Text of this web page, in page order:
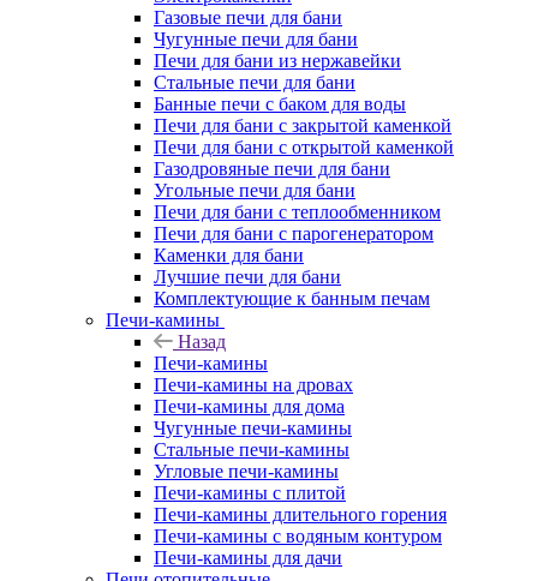
Газовые печи для бани
Чугунные печи для бани
Печи для бани из нержавейки
Стальные печи для бани
Банные печи с баком для воды
Печи для бани с закрытой каменкой
Печи для бани с открытой каменкой
Газодровяные печи для бани
Угольные печи для бани
Печи для бани с теплообменником
Печи для бани с парогенератором
Каменки для бани
Лучшие печи для бани
Комплектующие к банным печам
Печи-камины
Назад
Печи-камины
Печи-камины на дровах
Печи-камины для дома
Чугунные печи-камины
Стальные печи-камины
Угловые печи-камины
Печи-камины с плитой
Печи-камины длительного горения
Печи-камины с водяным контуром
Печи-камины для дачи